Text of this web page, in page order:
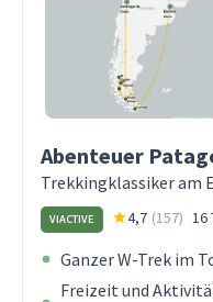
Abenteuer
Trekkingklassiker am
VIACTIVE 4,7 (157) 16
Ganzer W-Trek im
Freizeit und